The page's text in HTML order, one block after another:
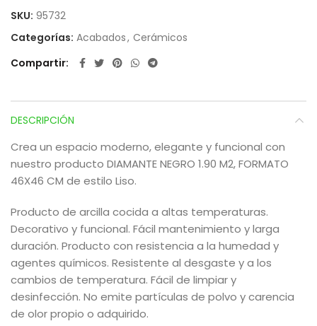
SKU: 95732
Categorías: Acabados, Cerámicos
Compartir
DESCRIPCIÓN
Crea un espacio moderno, elegante y funcional con
nuestro producto DIAMANTE NEGRO 1.90 M2, FORMATO
46X46 CM de estilo Liso.
Producto de arcilla cocida a altas temperaturas.
Decorativo y funcional. Fácil mantenimiento y larga
duración. Producto con resistencia a la humedad y
agentes químicos. Resistente al desgaste y a los
cambios de temperatura. Fácil de limpiar y
desinfección. No emite partículas de polvo y carencia
de olor propio o adquirido.